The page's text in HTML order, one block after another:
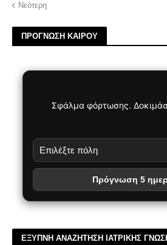
Νεότερη
ΠΡΟΓΝΩΣΗ ΚΑΙΡΟΥ
Σφάλμα φόρτωσης.
Πρόγνωση 5
ΕΞΥΠΝΗ ΑΝΑΖΗΤΗΣΗ ΙΑΤΡΙΚΗΣ